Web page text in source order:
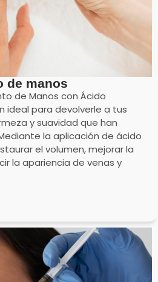
de manos
de Manos con Ácido
ideal para devolverle a tus
y suavidad que han
la aplicación de ácido
el volumen, mejorar la
la apariencia de venas y